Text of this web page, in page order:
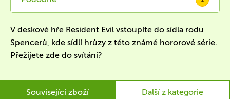
V deskové hře Resident Evil vstoupíte do sídla rodu
Spencerů, kde sídlí hrůzy z této známé hororové série.
Přežijete zde do svítání?
Související zboží Další z kategorie